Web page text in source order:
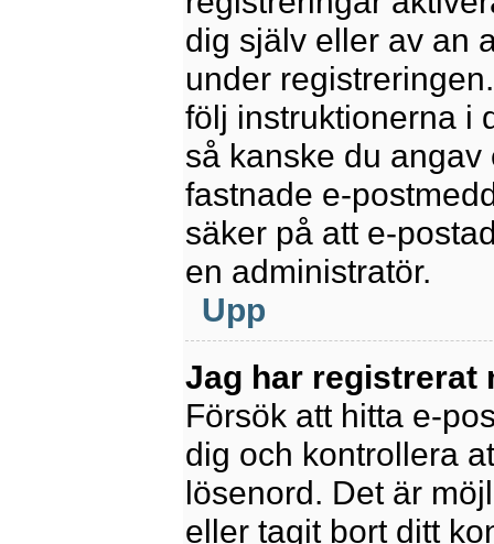
dig själv eller av an
under
följ instruktionerna i
så kanske du
fastnade e-
säker på att e-
en administratör.
Upp
Jag har registrerat
Försök att hitta e-
dig och kontrollera
lösenord. Det är
eller tagit bort ditt